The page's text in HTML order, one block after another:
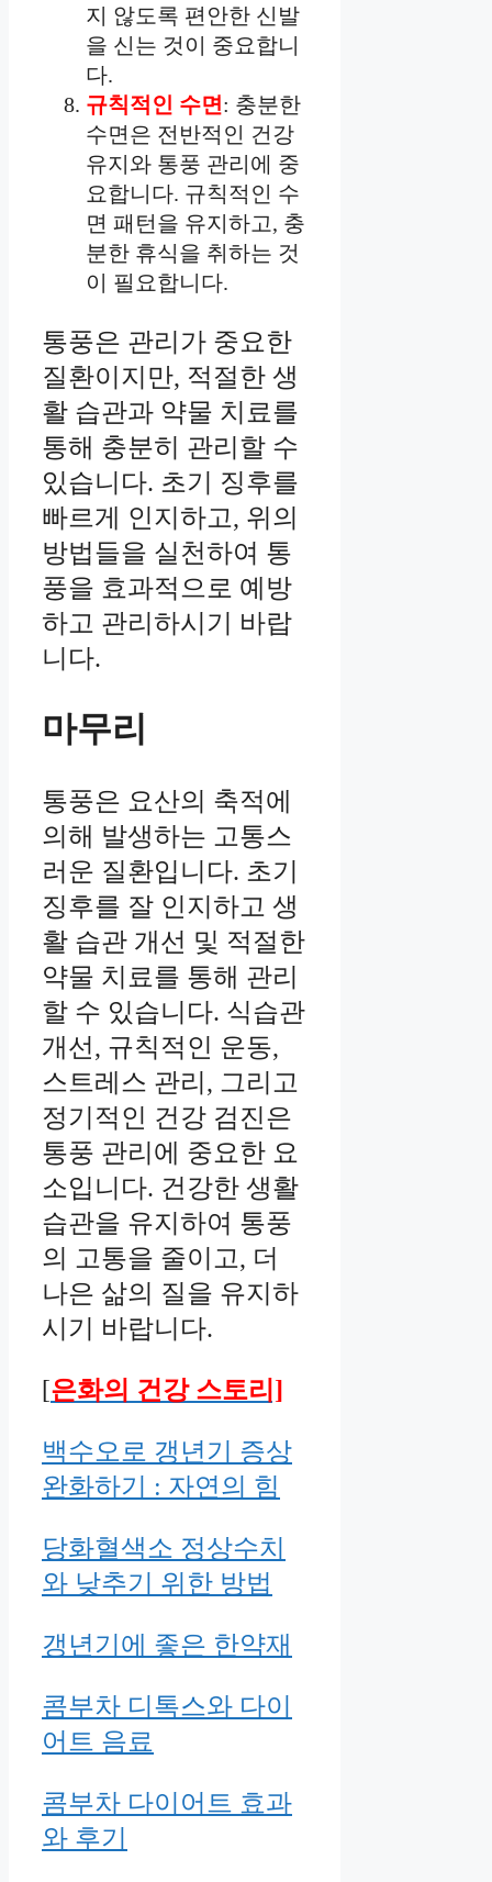
지 않도록 편안한 신발
을 신는 것이 중요합니
다.
규칙적인 수면: 충분한
수면은 전반적인 건강
유지와 통풍 관리에 중
요합니다. 규칙적인 수
면 패턴을 유지하고, 충
분한 휴식을 취하는 것
이 필요합니다.
통풍은 관리가 중요한
질환이지만, 적절한 생
활 습관과 약물 치료를
통해 충분히 관리할 수
있습니다. 초기 징후를
빠르게 인지하고, 위의
방법들을 실천하여 통
풍을 효과적으로 예방
하고 관리하시기 바랍
니다.
마무리
통풍은 요산의 축적에
의해 발생하는 고통스
러운 질환입니다. 초기
징후를 잘 인지하고 생
활 습관 개선 및 적절한
약물 치료를 통해 관리
할 수 있습니다. 식습관
개선, 규칙적인 운동,
스트레스 관리, 그리고
정기적인 건강 검진은
통풍 관리에 중요한 요
소입니다. 건강한 생활
습관을 유지하여 통풍
의 고통을 줄이고, 더
나은 삶의 질을 유지하
시기 바랍니다.
[은화의 건강 스토리]
백수오로 갱년기 증상
완화하기 : 자연의 힘
당화혈색소 정상수치
와 낮추기 위한 방법
갱년기에 좋은 한약재
콤부차 디톡스와 다이
어트 음료
콤부차 다이어트 효과
와 후기